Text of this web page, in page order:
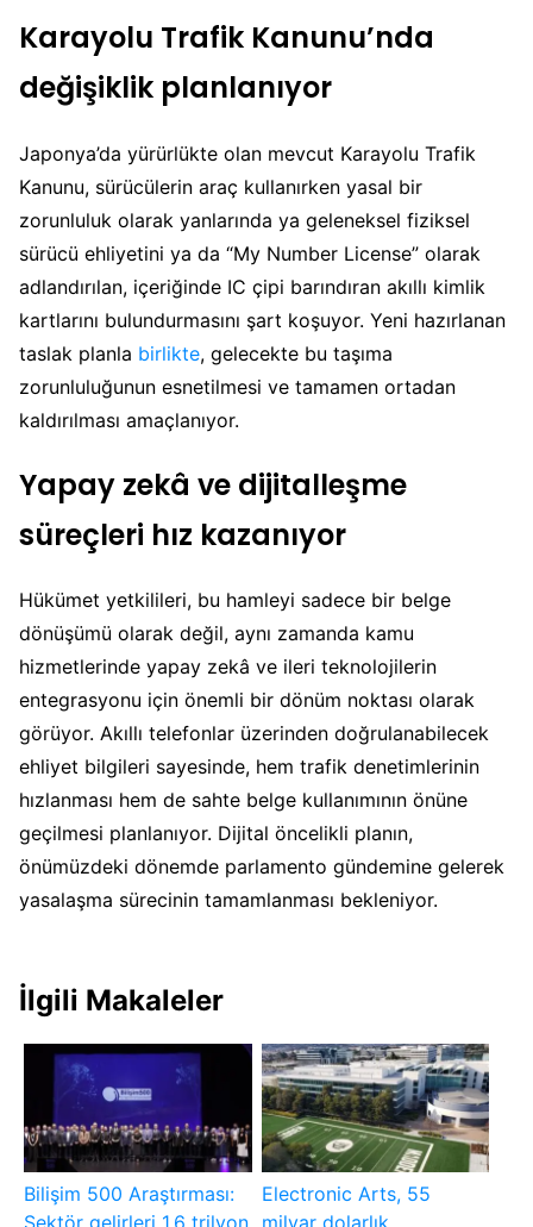
Karayolu Trafik Kanunu’nda
değişiklik planlanıyor
Japonya’da yürürlükte olan mevcut Karayolu Trafik
Kanunu, sürücülerin araç kullanırken yasal bir
zorunluluk olarak yanlarında ya geleneksel fiziksel
sürücü ehliyetini ya da “My Number License” olarak
adlandırılan, içeriğinde IC çipi barındıran akıllı kimlik
kartlarını bulundurmasını şart koşuyor. Yeni hazırlanan
taslak planla birlikte, gelecekte bu taşıma
zorunluluğunun esnetilmesi ve tamamen ortadan
kaldırılması amaçlanıyor.
Yapay zekâ ve dijitalleşme
süreçleri hız kazanıyor
Hükümet yetkilileri, bu hamleyi sadece bir belge
dönüşümü olarak değil, aynı zamanda kamu
hizmetlerinde yapay zekâ ve ileri teknolojilerin
entegrasyonu için önemli bir dönüm noktası olarak
görüyor. Akıllı telefonlar üzerinden doğrulanabilecek
ehliyet bilgileri sayesinde, hem trafik denetimlerinin
hızlanması hem de sahte belge kullanımının önüne
geçilmesi planlanıyor. Dijital öncelikli planın,
önümüzdeki dönemde parlamento gündemine gelerek
yasalaşma sürecinin tamamlanması bekleniyor.
İlgili Makaleler
Bilişim 500 Araştırması:
Sektör gelirleri 1,6 trilyon
Electronic Arts, 55
milyar dolarlık